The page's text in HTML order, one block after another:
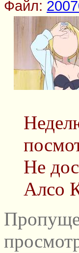
Файл:
Не
Алсо